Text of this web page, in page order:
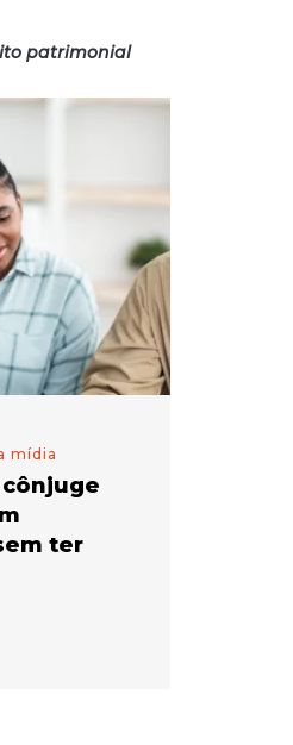
patrimonial
mídia
ter